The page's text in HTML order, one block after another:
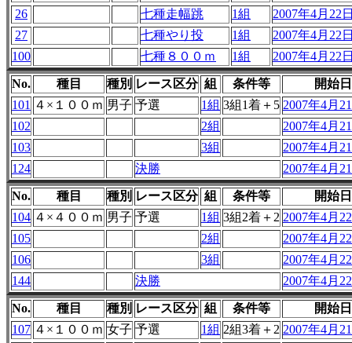
26
七種走幅跳 1組
2007年4月22
27
七種やり投 1組
2007年4月22
100
七種８００ｍ 1組 2007年4月22
No. 種目 種別 レース区分 組 条件等
開始
101 ４×１００ｍ 男子 予選 1組 3組1着＋5 2007年4月
102
2組
2007年4月
103
3組
2007年4月
124
決勝 2007年4月
No. 種目 種別 レース区分 組 条件等
開始
104 ４×４００ｍ 男子 予選 1組 3組2着＋2 2007年4月
105
2組
2007年4月
106
3組
2007年4月
144
決勝 2007年4月
No. 種目 種別 レース区分 組 条件等
開始
107 ４×１００ｍ 女子 予選 1組 2組3着＋2 2007年4月